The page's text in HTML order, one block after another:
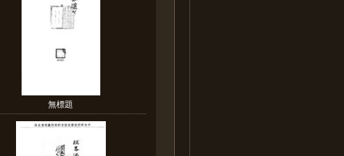
無標題